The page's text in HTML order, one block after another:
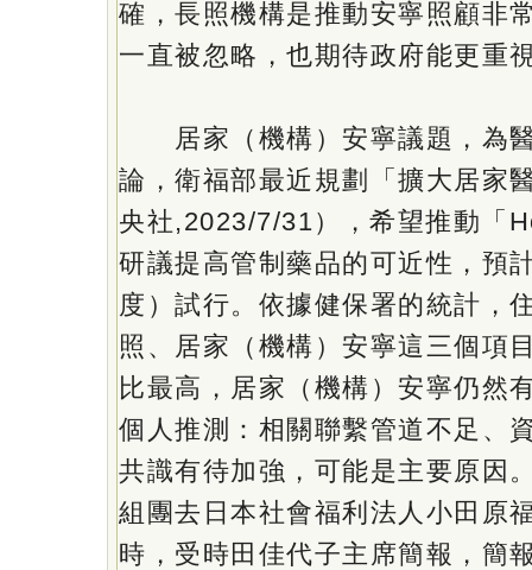
確，長照機構是推動安寧照顧非
一直被忽略，也期待政府能更重
居家（機構）安寧議題，為
論，衛福部最近規劃「擴大居家
央社,2023/7/31），希望推動「
研議提高管制藥品的可近性，預
度）試行。依據健保署的統計，
照、居家（機構）安寧這三個項
比最高，居家（機構）安寧仍然
個人推測：相關聯繫管道不足、
共識有待加強，可能是主要原因
組團去日本社會福利法人小田原
時，受時田佳代子主席簡報，簡